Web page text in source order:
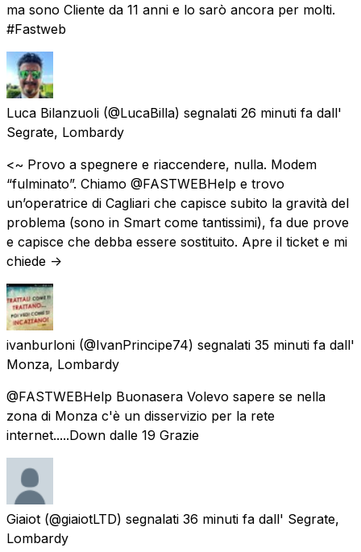
ma sono Cliente da 11 anni e lo sarò ancora per molti.
#Fastweb
Luca Bilanzuoli (@LucaBilla) segnalati 26 minuti fa dall'
Segrate, Lombardy
<~ Provo a spegnere e riaccendere, nulla. Modem
“fulminato”. Chiamo @FASTWEBHelp e trovo
un’operatrice di Cagliari che capisce subito la gravità del
problema (sono in Smart come tantissimi), fa due prove
e capisce che debba essere sostituito. Apre il ticket e mi
chiede ->
ivanburloni (@IvanPrincipe74) segnalati 35 minuti fa dall'
Monza, Lombardy
@FASTWEBHelp Buonasera Volevo sapere se nella
zona di Monza c'è un disservizio per la rete
internet.....Down dalle 19 Grazie
Giaiot (@giaiotLTD) segnalati 36 minuti fa dall' Segrate,
Lombardy